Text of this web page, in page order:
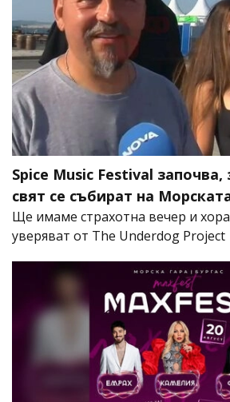
Spice Music Festival
свят се събират на
Ще имаме страхотна вечер и
уверяват от The Underdog Project